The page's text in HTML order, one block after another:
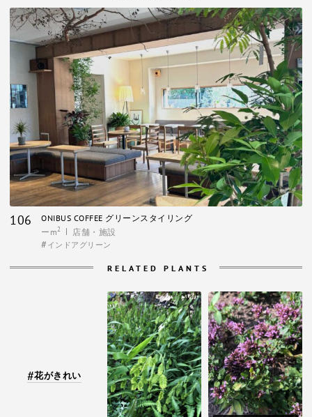
106
ONIBUS COFFEE グリーンスタイリング
ーm2 店舗・施設
インドアグリーン
RELATED PLANTS
花がきれい